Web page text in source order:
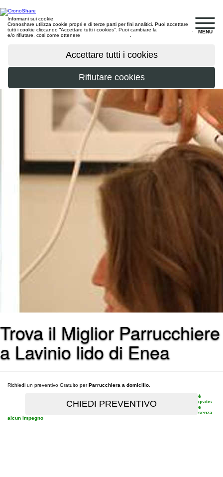
MENU
Informani sui cookie
Cronoshare utilizza cookie propri e di terze parti per fini analitici. Puoi accettare
tutti i cookie cliccando “Accettare tutti i cookies”. Puoi cambiare la
e/o rifiutare, cosi come ottenere
Trova il Miglior Parrucchiere
a Lavinio lido di Enea
Richiedi un preventivo Gratuito perParrucchiera a domicilio
è
gratis
e
senza
alcun impegno